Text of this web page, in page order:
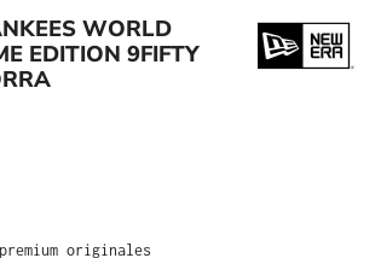
WORLD
EDITION 9FIFTY
originales